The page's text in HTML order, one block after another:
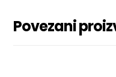
Povezani